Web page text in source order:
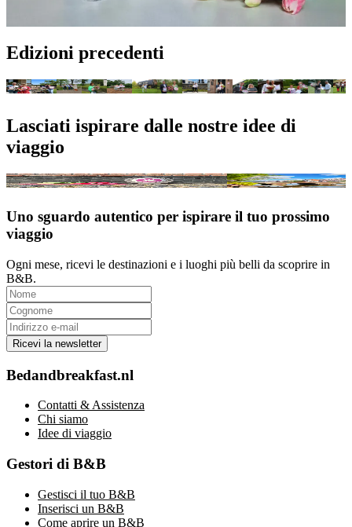
Edizioni precedenti
2025202420232022202120202019201820172016201520142013
Lasciati ispirare dalle nostre idee di
viaggio
Vincitore Miglior B&B dei Paesi Bassi 2026Cosa vedere in Olanda:
Uno sguardo autentico per ispirare il tuo prossimo
viaggio
Ogni mese, ricevi le destinazioni e i luoghi più belli da scoprire in
B&B.
Ricevi la newsletter
Bedandbreakfast.nl
Contatti & Assistenza
Chi siamo
Idee di viaggio
Gestori di B&B
Gestisci il tuo B&B
Inserisci un B&B
Come aprire un B&B